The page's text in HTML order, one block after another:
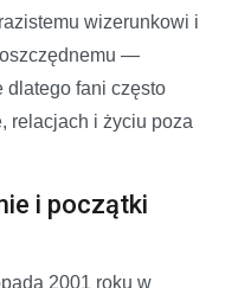
wizerunkowi i
—
dlatego fani często
relacjach i życiu poza
i początki
2001 roku w